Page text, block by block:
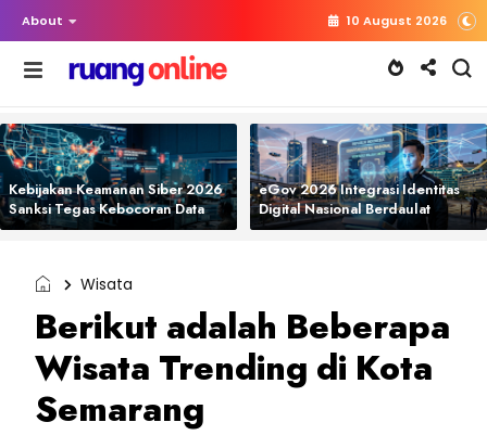
About 10 August 2026
Kebijakan Keamanan Siber 2026
Sanksi Tegas Kebocoran Data
eGov 2026 Integrasi Identitas
Digital Nasional Berdaulat
Wisata
Berikut adalah Beberapa
Wisata Trending di Kota
Semarang